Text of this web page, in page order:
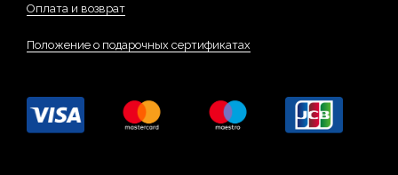
Оплата и возврат
Положение о подарочных сертификатах